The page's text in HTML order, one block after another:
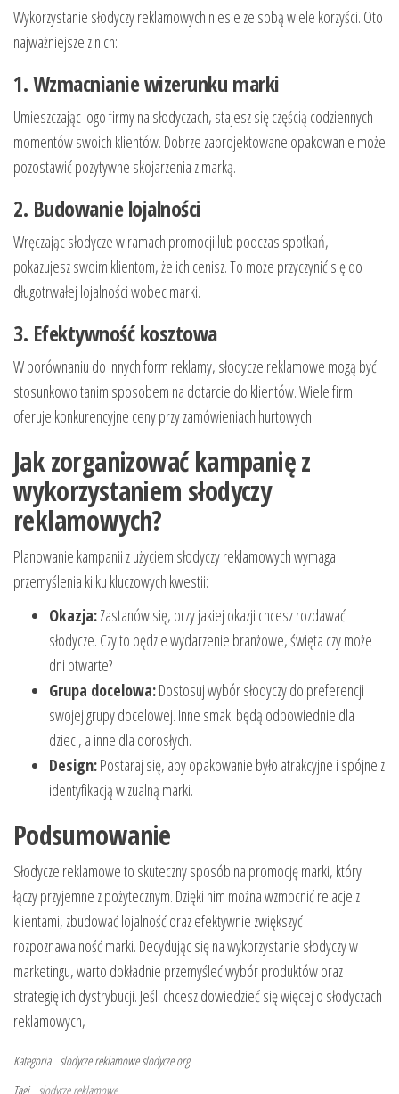
Wykorzystanie słodyczy reklamowych niesie ze sobą wiele korzyści. Oto
najważniejsze z nich:
1. Wzmacnianie wizerunku marki
Umieszczając logo firmy na słodyczach, stajesz się częścią codziennych
momentów swoich klientów. Dobrze zaprojektowane opakowanie może
pozostawić pozytywne skojarzenia z marką.
2. Budowanie lojalności
Wręczając słodycze w ramach promocji lub podczas spotkań,
pokazujesz swoim klientom, że ich cenisz. To może przyczynić się do
długotrwałej lojalności wobec marki.
3. Efektywność kosztowa
W porównaniu do innych form reklamy, słodycze reklamowe mogą być
stosunkowo tanim sposobem na dotarcie do klientów. Wiele firm
oferuje konkurencyjne ceny przy zamówieniach hurtowych.
Jak zorganizować kampanię z
wykorzystaniem słodyczy
reklamowych?
Planowanie kampanii z użyciem słodyczy reklamowych wymaga
przemyślenia kilku kluczowych kwestii:
Okazja:Zastanów się, przy jakiej okazji chcesz rozdawać
słodycze. Czy to będzie wydarzenie branżowe, święta czy może
dni otwarte?
Grupa docelowa:Dostosuj wybór słodyczy do preferencji
swojej grupy docelowej. Inne smaki będą odpowiednie dla
dzieci, a inne dla dorosłych.
Design:Postaraj się, aby opakowanie było atrakcyjne i spójne z
identyfikacją wizualną marki.
Podsumowanie
Słodycze reklamowe to skuteczny sposób na promocję marki, który
łączy przyjemne z pożytecznym. Dzięki nim można wzmocnić relacje z
klientami, zbudować lojalność oraz efektywnie zwiększyć
rozpoznawalność marki. Decydując się na wykorzystanie słodyczy w
marketingu, warto dokładnie przemyśleć wybór produktów oraz
strategię ich dystrybucji. Jeśli chcesz dowiedzieć się więcej o słodyczach
reklamowych,
Kategoria slodycze reklamoweslodycze.org
Tagi slodycze reklamowe